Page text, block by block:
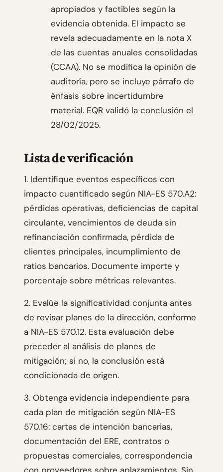
apropiados y factibles según la
evidencia obtenida. El impacto se
revela adecuadamente en la nota X
de las cuentas anuales consolidadas
(CCAA). No se modifica la opinión de
auditoría, pero se incluye párrafo de
énfasis sobre incertidumbre
material. EQR validó la conclusión el
28/02/2025.
Lista de verificación
1. Identifique eventos específicos con
impacto cuantificado según NIA-ES 570.A2:
pérdidas operativas, deficiencias de capital
circulante, vencimientos de deuda sin
refinanciación confirmada, pérdida de
clientes principales, incumplimiento de
ratios bancarios. Documente importe y
porcentaje sobre métricas relevantes.
2. Evalúe la significatividad conjunta antes
de revisar planes de la dirección, conforme
a NIA-ES 570.12. Esta evaluación debe
preceder al análisis de planes de
mitigación; si no, la conclusión está
condicionada de origen.
3. Obtenga evidencia independiente para
cada plan de mitigación según NIA-ES
570.16: cartas de intención bancarias,
documentación del ERE, contratos o
propuestas comerciales, correspondencia